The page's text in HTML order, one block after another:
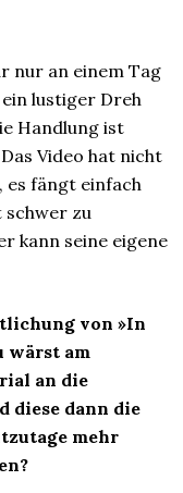
nur an einem Tag
lustiger Dreh
Handlung ist
Video hat nicht
es fängt einfach
schwer zu
kann seine eigene
von »In
wärst am
an die
diese dann die
mehr